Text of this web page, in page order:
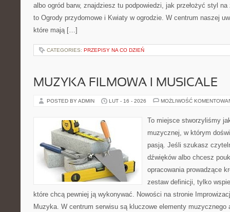
albo ogród barw, znajdziesz tu podpowiedzi, jak przełożyć styl na
to Ogrody przydomowe i Kwiaty w ogrodzie. W centrum naszej
które mają […]
CATEGORIES: PRZEPISY NA CO DZIEŃ
MUZYKA FILMOWA I MUSICALE
POSTED BY ADMIN LUT - 16 - 2026 MOŻLIWOŚĆ
To miejsce stworzyliśmy
muzycznej, w którym
pasją. Jeśli szukasz
dźwięków albo chcesz
opracowania prowadzące
zestaw definicji, tylko
które chcą pewniej ją wykonywać. Nowości na stronie
Muzyka. W centrum serwisu są kluczowe elementy muzycznego